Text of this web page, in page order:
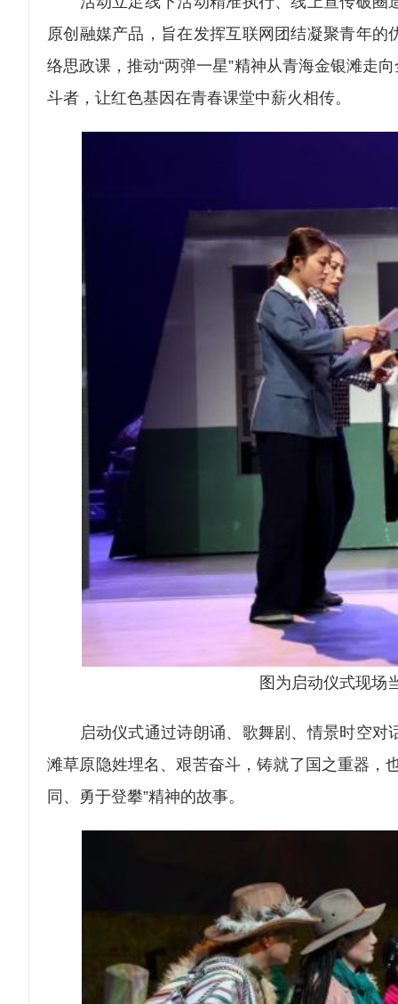
原创融媒产品，旨在发挥互联网团结凝聚青年
络思政课，推动“两弹一星”精神从青海金银滩走
斗者，让红色基因在青春课堂中薪火相传。
图为启动仪式现场
启动仪式通过诗朗诵、歌舞剧、情景时空对
滩草原隐姓埋名、艰苦奋斗，铸就了国之重器，
同、勇于登攀”精神的故事。